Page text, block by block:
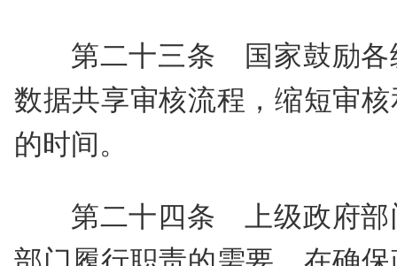
第二十三条 国家鼓励各
数据共享审核流程，缩短审
的时间。
第二十四条 上级政府部